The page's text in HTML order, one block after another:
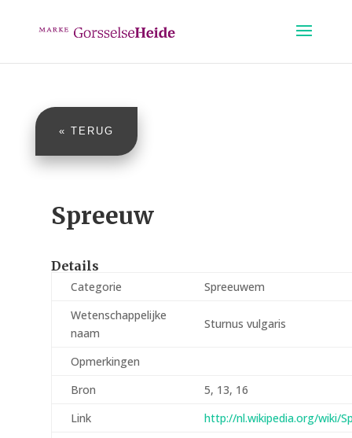
« TERUG
Spreeuw
Details
Categorie
Spreeuwem
Wetenschappelijke
naam
Sturnus vulgaris
Opmerkingen
Bron
5, 13, 16
Link
http://nl.wikipedia.org/wiki/